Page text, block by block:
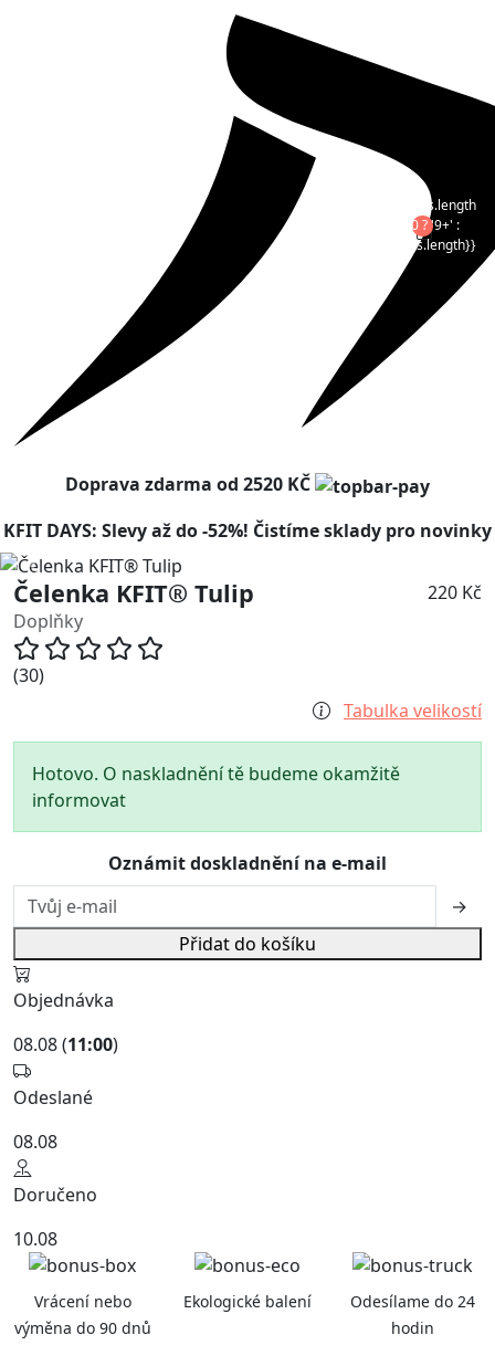
{{products.length
>= 10 ? '9+' :
products.length}}
Doprava zdarma od 2520 KČ
KFIT DAYS: Slevy až do -52%! Čistíme sklady pro novinky
Čelenka KFIT® Tulip
Doplňky
(30)
220 Kč
Tabulka velikostí
Hotovo. O naskladnění tě budeme okamžitě
informovat
Oznámit doskladnění na e-mail
→
Přidat do košíku
Objednávka
08.08 (11:00)
Odeslané
08.08
Doručeno
10.08
Vrácení nebo
výměna do 90 dnů
Ekologické balení
Odesílame do 24
hodin